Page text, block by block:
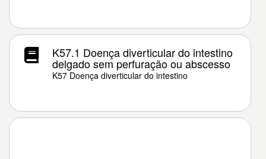
K57.1 Doença diverticular do intestino
delgado sem perfuração ou abscesso
K57 Doença diverticular do intestino